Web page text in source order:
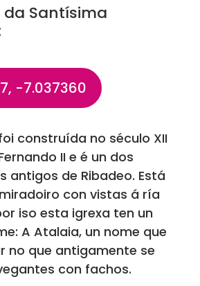
da Santísima
-7.037360
construída no século XII
II e é un dos
antigos de Ribadeo. Está
con vistas á ría
iso esta igrexa ten un
A Atalaia, un nome que
no que antigamente se
con fachos.